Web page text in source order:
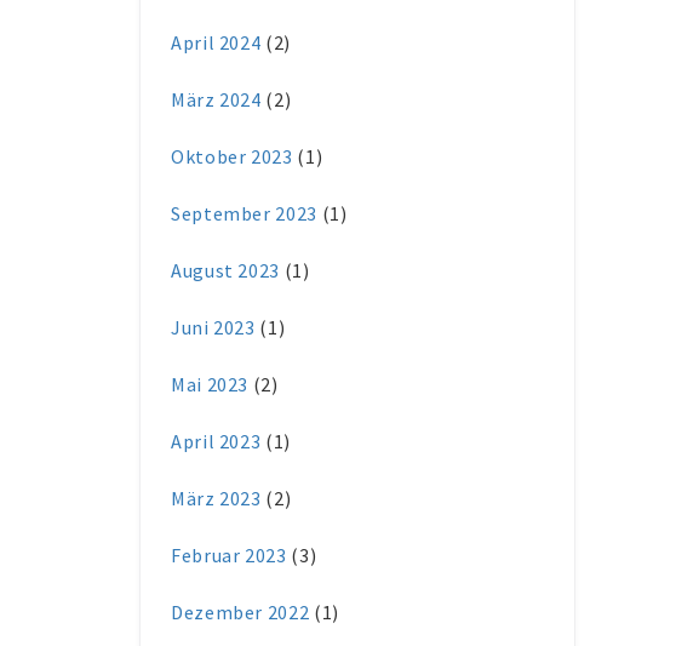
April 2024 (2)
März 2024 (2)
Oktober 2023 (1)
September 2023 (1)
August 2023 (1)
Juni 2023 (1)
Mai 2023 (2)
April 2023 (1)
März 2023 (2)
Februar 2023 (3)
Dezember 2022 (1)